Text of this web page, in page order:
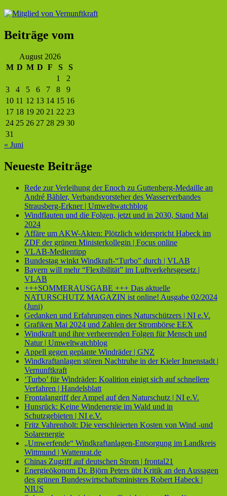
Beiträge vom
August 2026
M D M D F S
S
1
2
3
4 5 6 7 8
9
10 11 12 13 14 15 16
17 18 19 20 21 22 23
24 25 26 27 28 29 30
31
« Juni
Neueste Beiträge
Rede zur Verleihung der Enoch zu Guttenberg-Medaille an
André Bähler, Verbandsvorsteher des Wasserverbandes
Strausberg-Erkner | Umweltwatchblog
Windflauten und die Folgen, jetzt und in 2030, Stand Mai
2024
Affäre um AKW-Akten: Plötzlich widerspricht Habeck im
ZDF der grünen Ministerkollegin | Focus online
VLAB-Medientipp
Bundestag winkt Windkraft-“Turbo” durch | VLAB
Bayern will mehr “Flexibilität” im Luftverkehrsgesetz |
VLAB
+++SOMMERAUSGABE +++ Das aktuelle
NATURSCHUTZ MAGAZIN ist online! Ausgabe 02/2024
(Juni)
Gedanken und Erfahrungen eines Naturschützers | NI e.V.
Grafiken Mai 2024 und Zahlen der Strombörse EEX
Windkraft und ihre verheerenden Folgen für Mensch und
Natur | Umweltwatchblog
Appell gegen geplante Windräder | GNZ
Windkraftanlagen stören Nachtruhe in der Kieler Innenstadt |
Vernunftkraft
‘Turbo’ für Windräder: Koalition einigt sich auf schnellere
Verfahren | Handelsblatt
Frontalangriff der Ampel auf den Naturschutz | NI e.V.
Hunsrück: Keine Windenergie im Wald und in
Schutzgebieten | NI e.V.
Fritz Vahrenholt: Die verschleierten Kosten von Wind -und
Solarenergie
„Umwerfende“ Windkraftanlagen-Entsorgung im Landkreis
Wittmund | Wattenrat.de
Chinas Zugriff auf deutschen Strom | frontal21
Energieökonom Dr. Björn Peters übt Kritik an den Aussagen
des grünen Bundeswirtschaftsministers Robert Habeck |
NIUS